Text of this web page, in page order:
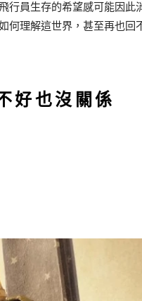
行員生存的希望感可能因此
何理解這世界，甚至再也回
好也沒關係